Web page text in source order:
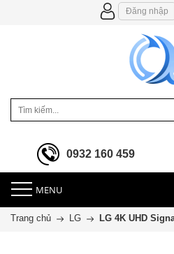
Đăng nhập
0932 160 459
MENU
Trang chủ LG LG 4K UHD